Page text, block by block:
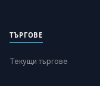
ТЪРГОВЕ
Текущи търгове